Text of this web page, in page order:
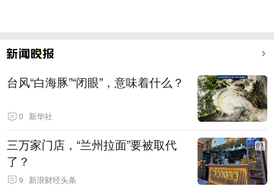
台风“白海豚”“闭眼”，意味着什么？
0 新华社
三万家门店，“兰州拉面”要被取代
了？
9 新浪财经头条